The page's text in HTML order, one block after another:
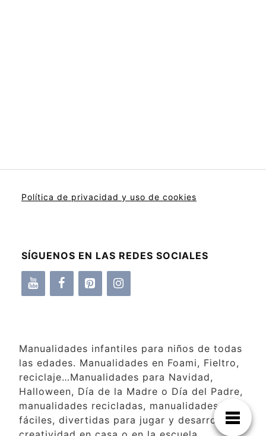
Política de privacidad y uso de cookies
SÍGUENOS EN LAS REDES SOCIALES
Manualidades infantiles para niños de todas
las edades. Manualidades en Foami, Fieltro,
reciclaje…Manualidades para Navidad,
Halloween, Día de la Madre o Día del Padre,
manualidades recicladas, manualidades
fáciles, divertidas para jugar y desarrollar la